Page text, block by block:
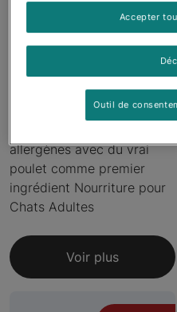
Purinaᴹᴰ ONEᴹᴰ LiveClearᴹᴰ
allergènes avec du vrai
poulet comme premier
ingrédient Nourriture pour
Chats Adultes
Voir plus
Accepter
Outil de